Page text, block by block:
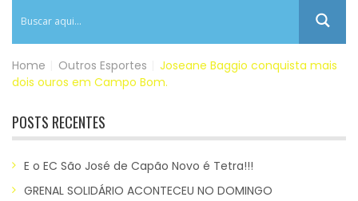
Home Outros Esportes
Joseane Baggio conquista mais
dois ouros em Campo Bom.
POSTS RECENTES
E o EC São José de Capão Novo é Tetra!!!
GRENAL SOLIDÁRIO ACONTECEU NO DOMINGO